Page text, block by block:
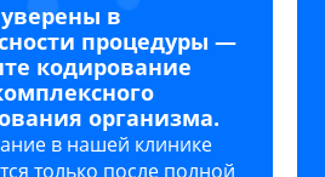
в
процедуры —
кодирование
организма.
в нашей клинике
только после полной